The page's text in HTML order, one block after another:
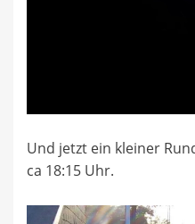
Und jetzt ein kleiner
ca 18:15 Uhr.